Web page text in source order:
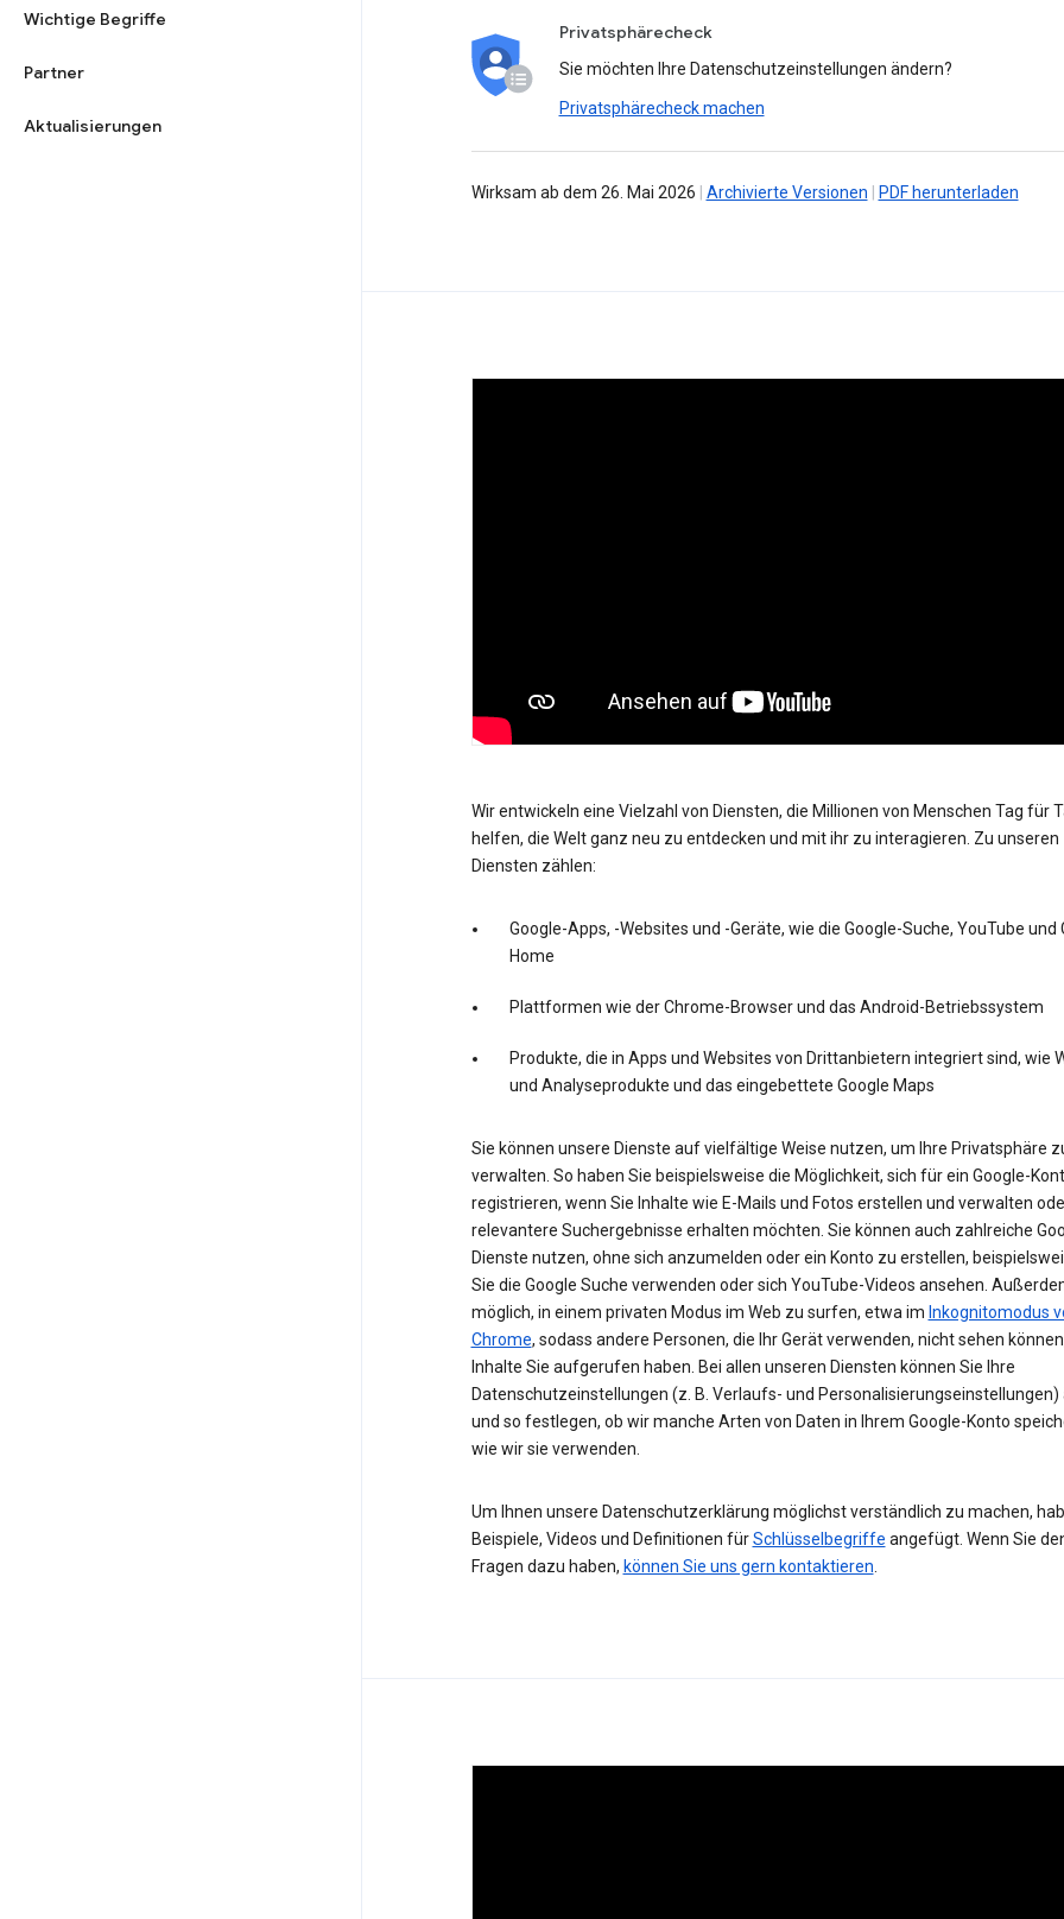
Wichtige Begriffe
Partner
Aktualisierungen
Privatsphärecheck
Sie möchten Ihre Datenschutzeinstellungen ändern?
Privatsphärecheck machen
Wirksam ab dem 26. Mai 2026 Archivierte Versionen PDF herunterladen
Wir entwickeln eine Vielzahl von Diensten, die Millionen von Menschen Tag für
helfen, die Welt ganz neu zu entdecken und mit ihr zu interagieren. Zu unseren
Diensten zählen:
Google-Apps, -Websites und -Geräte, wie die Google-Suche, YouTube und
Home
Plattformen wie der Chrome-Browser und das Android-Betriebssystem
Produkte, die in Apps und Websites von Drittanbietern integriert sind, wie
und Analyseprodukte und das eingebettete Google Maps
Sie können unsere Dienste auf vielfältige Weise nutzen, um Ihre Privatsphäre
verwalten. So haben Sie beispielsweise die Möglichkeit, sich für ein Google-
registrieren, wenn Sie Inhalte wie E-Mails und Fotos erstellen und verwalten
relevantere Suchergebnisse erhalten möchten. Sie können auch zahlreiche
Dienste nutzen, ohne sich anzumelden oder ein Konto zu erstellen,
Sie die Google Suche verwenden oder sich YouTube-Videos ansehen.
möglich, in einem privaten Modus im Web zu surfen, etwa im Inkognitomodus
Chrome, sodass andere Personen, die Ihr Gerät verwenden, nicht sehen
Inhalte Sie aufgerufen haben. Bei allen unseren Diensten können Sie Ihre
Datenschutzeinstellungen (z. B. Verlaufs- und Personalisierungseinstellungen)
und so festlegen, ob wir manche Arten von Daten in Ihrem Google-Konto
wie wir sie verwenden.
Um Ihnen unsere Datenschutzerklärung möglichst verständlich zu machen,
Beispiele, Videos und Definitionen fürSchlüsselbegriffe angefügt. Wenn Sie
Fragen dazu haben, können Sie uns gern kontaktieren.